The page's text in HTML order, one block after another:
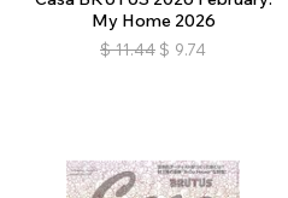
My Home 2026
$ 11.44 $ 9.74